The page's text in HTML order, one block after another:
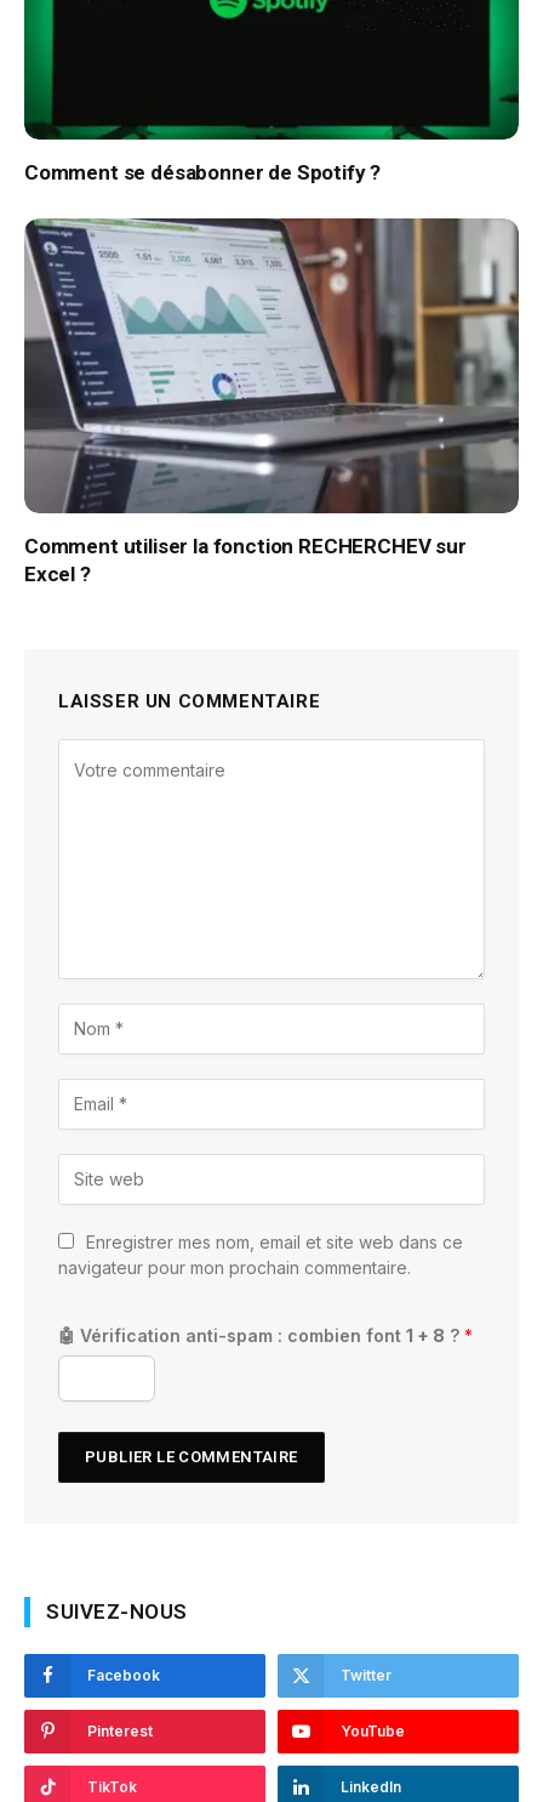
Comment se désabonner de Spotify ?
Comment utiliser la fonction RECHERCHEV sur
Excel ?
LAISSER UN COMMENTAIRE
Enregistrer mes nom, email et site web dans ce
navigateur pour mon prochain commentaire.
🤖 Vérification anti-spam : combien font 1 + 8 ? *
SUIVEZ-NOUS
Facebook Twitter
Pinterest YouTube
TikTok LinkedIn